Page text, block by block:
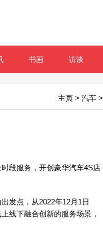
书画 访谈
主页 > 汽车 >
段服务，开创豪华汽车4S店
发点，从2022年12月1日
线下融合创新的服务场景，